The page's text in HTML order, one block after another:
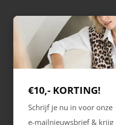
Rieker
€10,- KORTING!
Schrijf je nu in voor onze
e-mailnieuwsbrief & krijg